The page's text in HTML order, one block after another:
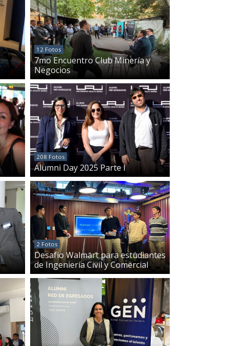
12 Fotos
7mo Encuentro Club Minería y
Negocios
208 Fotos
Alumni Day 2025 Parte I
2 Fotos
Desafío Walmart para estudiantes
de Ingeniería Civil y Comercial